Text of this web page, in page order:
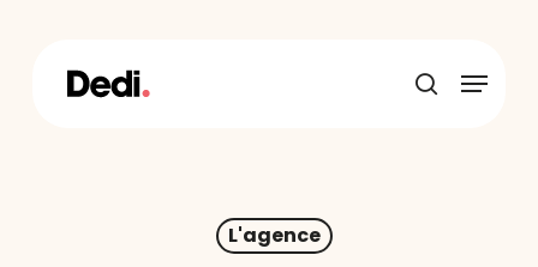
recherche
Menu
L'agence